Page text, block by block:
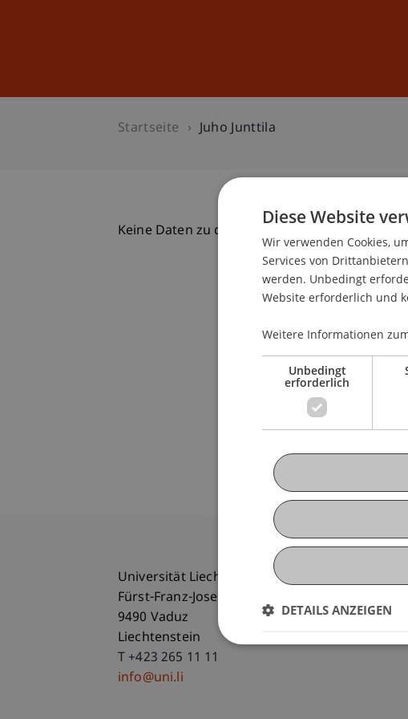
Startseite Juho Junttila
Keine Daten zu dieser Person gefunden
Universität Liechtenstein
Fürst-Franz-Josef-Strasse
9490 Vaduz
Liechtenstein
T +423 265 11 11
info@uni.li
Diese Website
Wir verwenden Cookies,
Services von
werden. Unbedingt
Website erforderlich und
Weitere Informationen
Unbedingt
erforderlich
DETAILS ANZEIGEN